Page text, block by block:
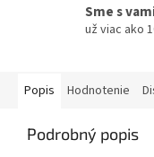
Sme s
už viac ako
Popis Hodnotenie
Podrobný popis